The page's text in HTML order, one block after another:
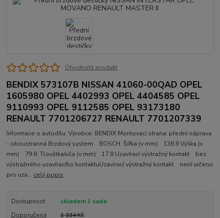
Ohodnotit produkt
BENDIX 573107B NISSAN 41060-00QAD OPEL
1605980 OPEL 4402993 OPEL 4404585 OPEL
9110993 OPEL 9112585 OPEL 93173180
RENAULT 7701206727 RENAULT 7701207339
Informace o autodílu: Výrobce: BENDIX Montovací strana: přední náprava
- oboustranná Brzdový system BOSCH Šířka (v mm) 138.8 Výška (v
mm) 79.8 Tlouštka/síla (v mm) 17.8 Uzavírací výstražný kontakt bez
výstražného uzavíracího kontaktuUzavírací výstražný kontakt není určeno
pro uza... celý popis
Dostupnost
skladem 1 sada
Doporučená
1 334 Kč